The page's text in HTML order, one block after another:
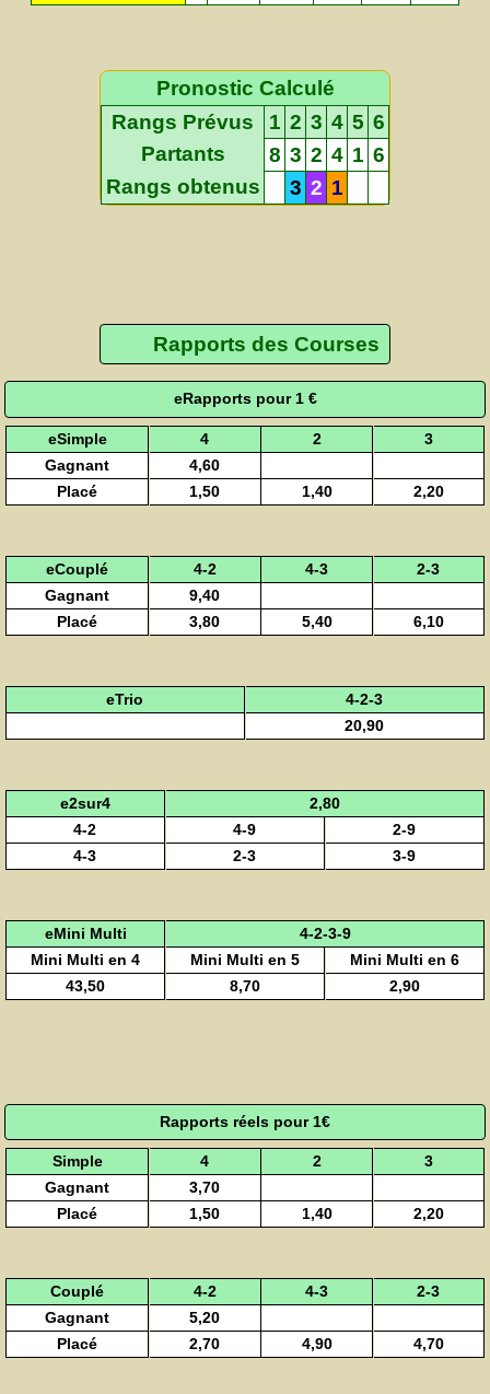
Pronostic Calculé
Rangs Prévus
1 2 3 4 5 6
Partants
8 3 2 4 1 6
Rangs obtenus
3 2 1
Rapports des Courses
eRapports pour 1 €
eSimple 4 2
3
Gagnant
4,60
Placé
1,50 1,40 2,20
eCouplé 4-2 4-3
2-3
Gagnant
9,40
Placé
3,80 5,40 6,10
eTrio
4-2-3
20,90
e2sur4
2,80
4-2
4-9
2-9
4-3
2-3 3-9
eMini Multi
4-2-3-9
Mini Multi en 4
Mini Multi en 5
Mini Multi en 6
43,50
8,70 2,90
Rapports réels pour 1€
Simple 4 2
3
Gagnant
3,70
Placé
1,50 1,40 2,20
Couplé 4-2 4-3
2-3
Gagnant
5,20
Placé
2,70 4,90 4,70